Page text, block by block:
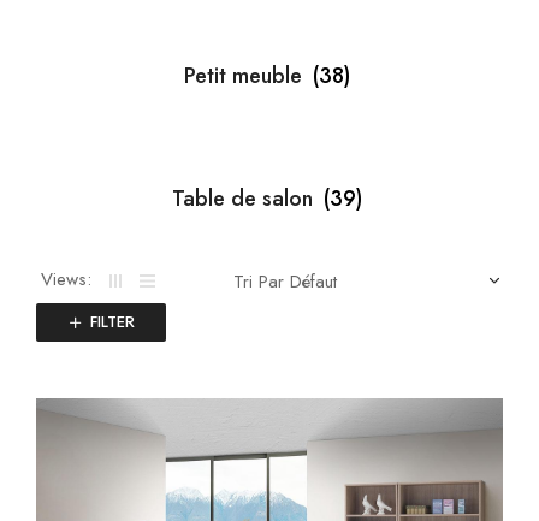
Petit meuble (38)
Table de salon (39)
Views:
FILTER